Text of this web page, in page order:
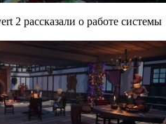
2 рассказали о работе системы